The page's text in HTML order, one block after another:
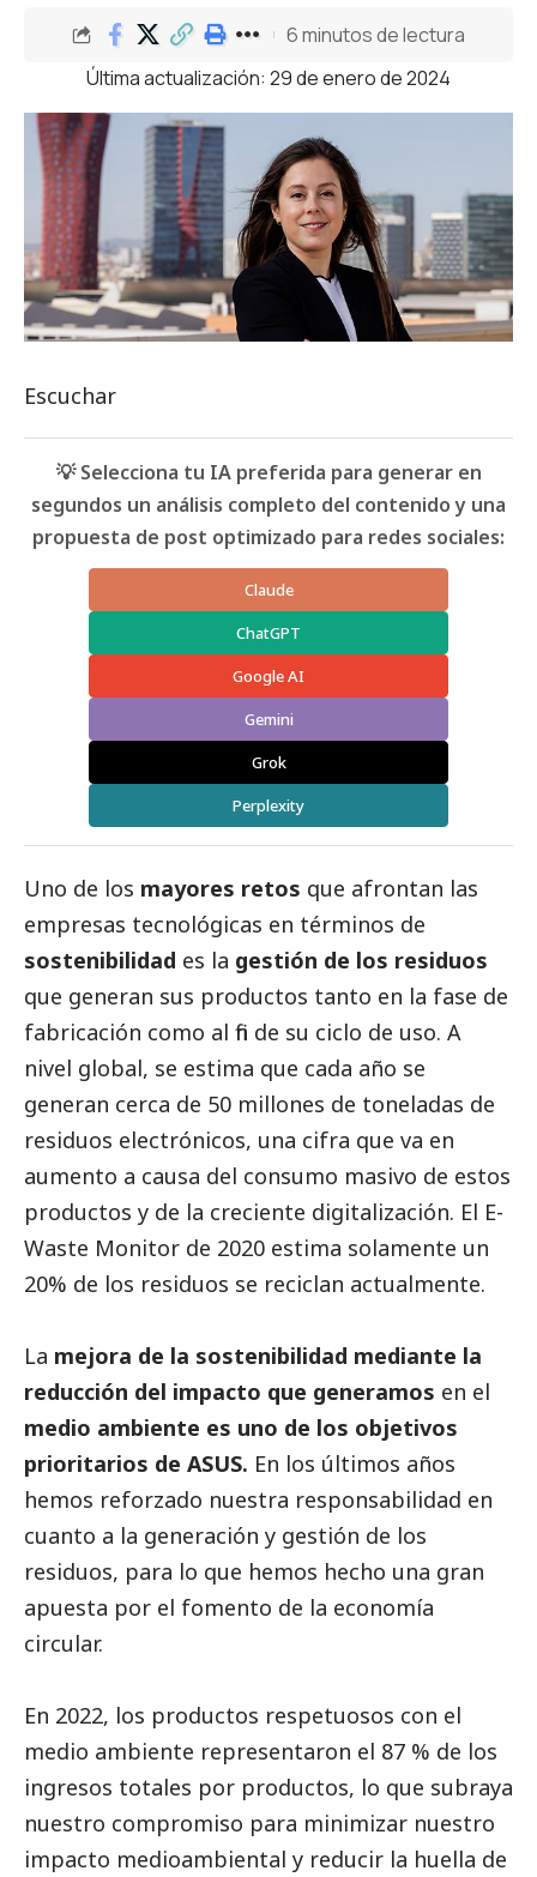
Última actualización: 29 de enero de 2024
6 minutos de lectura
Escuchar
💡 Selecciona tu IA preferida para generar en
segundos un análisis completo del contenido y una
propuesta de post optimizado para redes sociales:
Claude
ChatGPT
Google AI
Gemini
Grok
Perplexity
Uno de los mayores retos que afrontan las
empresas tecnológicas en términos de
sostenibilidad es la gestión de los residuos
que generan sus productos tanto en la fase de
fabricación como al fin de su ciclo de uso. A
nivel global, se estima que cada año se
generan cerca de 50 millones de toneladas de
residuos electrónicos, una cifra que va en
aumento a causa del consumo masivo de estos
productos y de la creciente digitalización. El E-
Waste Monitor de 2020 estima solamente un
20% de los residuos se reciclan actualmente.
La mejora de la sostenibilidad mediante la
reducción del impacto que generamos en el
medio ambiente es uno de los objetivos
prioritarios de ASUS. En los últimos años
hemos reforzado nuestra responsabilidad en
cuanto a la generación y gestión de los
residuos, para lo que hemos hecho una gran
apuesta por el fomento de la economía
circular.
En 2022, los productos respetuosos con el
medio ambiente representaron el 87 % de los
ingresos totales por productos, lo que subraya
nuestro compromiso para minimizar nuestro
impacto medioambiental y reducir la huella de